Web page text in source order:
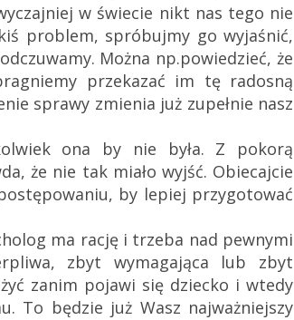
w świecie nikt nas tego nie
problem, spróbujmy go wyjaśnić,
Można np.powiedzieć, że
przekazać im tę radosną
sprawy zmienia już zupełnie nasz
ona by nie była. Z pokorą
że nie tak miało wyjść. Obiecajcie
by lepiej przygotować
ma rację i trzeba nad pewnymi
zbyt wymagająca lub zbyt
zanim pojawi się dziecko i wtedy
To będzie już Wasz najważniejszy